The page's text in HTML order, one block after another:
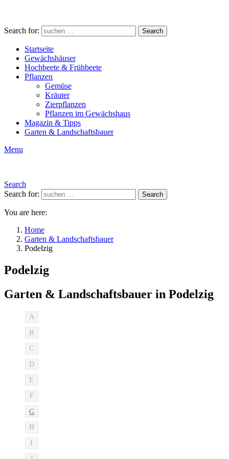
Search for: Search
Startseite
Gewächshäuser
Hochbeete & Frühbeete
Pflanzen
Gemüse
Kräuter
Zierpflanzen
Pflanzen im Gewächshaus
Magazin & Tipps
Garten & Landschaftsbauer
Menu
Search
Search for:
Search
You are here:
Home
Garten & Landschaftsbauer
Podelzig
Podelzig
Garten & Landschaftsbauer in Podelzig
A
B
C
D
E
F
G
H
I